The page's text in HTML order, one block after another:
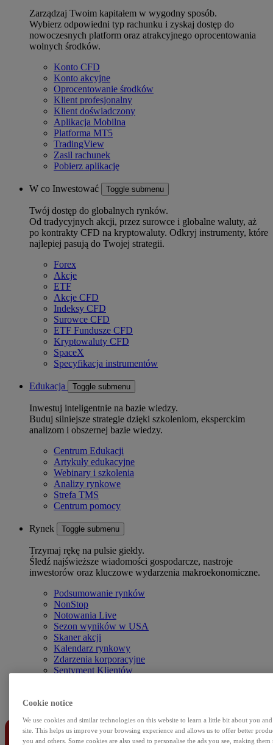
Zarządzaj Twoim kapitałem w wygodny sposób.
Wybierz odpowiedni typ rachunku i zyskaj dostęp do
nowoczesnych platform oraz atrakcyjnego oprocentowania
wolnych środków.
Konto CFD
Konto akcyjne
Oprocentowanie środków
Klient profesjonalny
Klient doświadczony
Aplikacja Mobilna
Platforma MT5
TradingView
Zasil rachunek
Pobierz aplikację
W co Inwestować Toggle submenu
Twój dostęp do globalnych rynków.
Od tradycyjnych akcji, przez surowce i globalne waluty, aż
po kontrakty CFD na kryptowaluty. Odkryj instrumenty, które
najlepiej pasują do Twojej strategii.
Forex
Akcje
ETF
Akcje CFD
Indeksy CFD
Surowce CFD
ETF Fundusze CFD
Kryptowaluty CFD
SpaceX
Specyfikacja instrumentów
Edukacja Toggle submenu
Inwestuj inteligentnie na bazie wiedzy.
Buduj silniejsze strategie dzięki szkoleniom, eksperckim
analizom i obszernej bazie wiedzy.
Centrum Edukacji
Artykuły edukacyjne
Webinary i szkolenia
Analizy rynkowe
Strefa TMS
Centrum pomocy
Rynek Toggle submenu
Trzymaj rękę na pulsie giełdy.
Śledź najświeższe wiadomości gospodarcze, nastroje
inwestorów oraz kluczowe wydarzenia makroekonomiczne.
Podsumowanie rynków
NonStop
Notowania Live
Sezon wyników w USA
Skaner akcji
Kalendarz rynkowy
Zdarzenia korporacyjne
Sentyment Klientów
Kontakt
Cookie notice
We use cookies and similar technologies on this website to learn a little bit about you
site. This helps us improve your browsing experience and allows us to offer better
you and others. Some cookies are also used to personalise the ads you see, making